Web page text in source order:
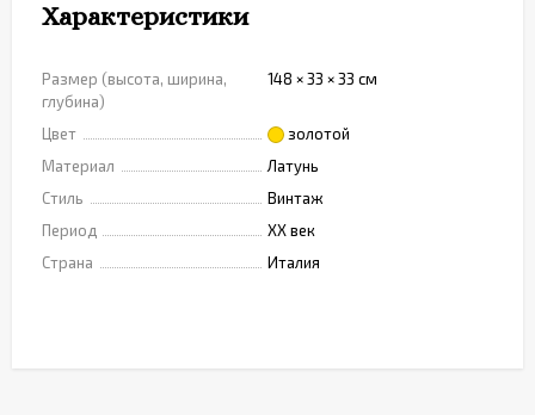
Характеристики
Размер (высота, ширина,
глубина)
148 × 33 × 33 см
Цвет
золотой
Материал
Латунь
Стиль
Винтаж
Период
XX век
Страна
Италия